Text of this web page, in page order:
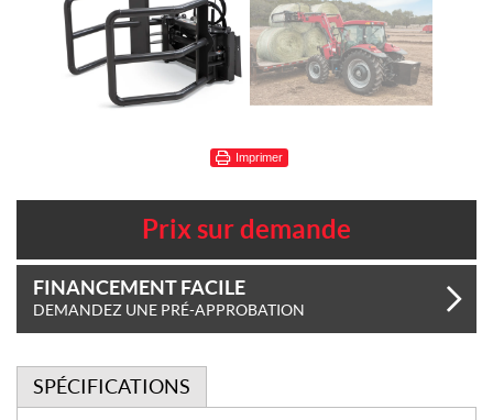
Imprimer
Prix sur demande
FINANCEMENT FACILE
DEMANDEZ UNE PRÉ-APPROBATION
SPÉCIFICATIONS